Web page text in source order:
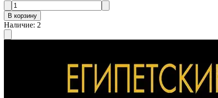
В корзину
Наличие: 2